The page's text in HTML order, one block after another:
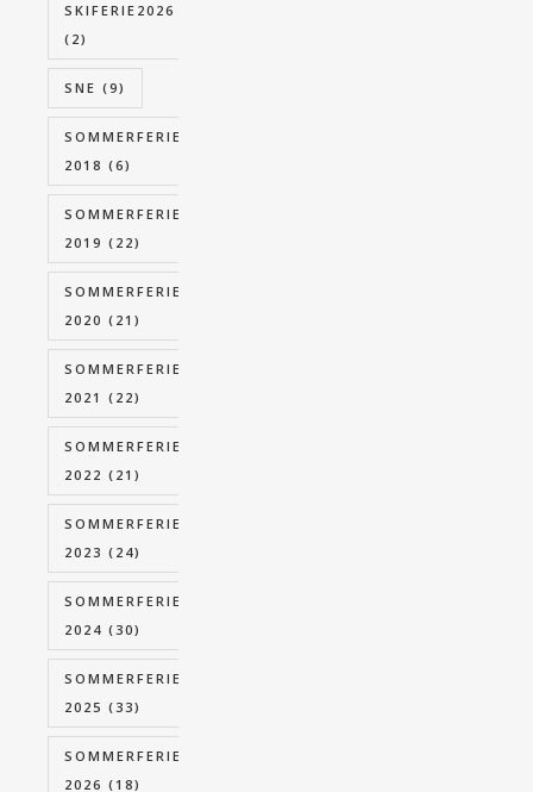
SKIFERIE2026
(2)
SNE (9)
SOMMERFERIE
2018 (6)
SOMMERFERIE
2019 (22)
SOMMERFERIE
2020 (21)
SOMMERFERIE
2021 (22)
SOMMERFERIE
2022 (21)
SOMMERFERIE
2023 (24)
SOMMERFERIE
2024 (30)
SOMMERFERIE
2025 (33)
SOMMERFERIE
2026 (18)